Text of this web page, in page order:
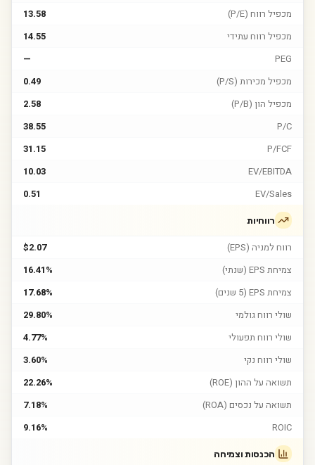
מכפיל רווח (P/E)
13.58
מכפיל רווח עתידי
14.55
PEG
—
מכפיל מכירות (P/S)
0.49
מכפיל הון (P/B)
2.58
P/C
38.55
P/FCF
31.15
EV/EBITDA
10.03
EV/Sales
0.51
רווחיות
רווח למניה (EPS)
$2.07
צמיחת EPS (שנתי)
16.41%
צמיחת EPS (5 שנים)
17.68%
שולי רווח גולמי
29.80%
שולי רווח תפעולי
4.77%
שולי רווח נקי
3.60%
תשואה על ההון (ROE)
22.26%
תשואה על נכסים (ROA)
7.18%
ROIC
9.16%
הכנסות וצמיחה